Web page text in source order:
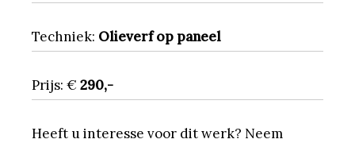
Techniek: Olieverf op paneel
Prijs: € 290,-
Heeft u interesse voor dit werk? Neem